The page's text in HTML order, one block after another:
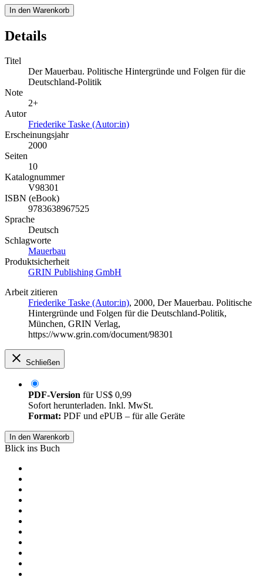
In den Warenkorb
Details
Titel
Der Mauerbau. Politische Hintergründe und Folgen für die
Deutschland-Politik
Note
2+
Autor
Friederike Taske (Autor:in)
Erscheinungsjahr
2000
Seiten
10
Katalognummer
V98301
ISBN (eBook)
9783638967525
Sprache
Deutsch
Schlagworte
Mauerbau
Produktsicherheit
GRIN Publishing GmbH
Arbeit zitieren
Friederike Taske (Autor:in), 2000, Der Mauerbau. Politische
Hintergründe und Folgen für die Deutschland-Politik,
München, GRIN Verlag,
https://www.grin.com/document/98301
Schließen
PDF-Version fürUS$ 0,99
Sofort herunterladen. Inkl. MwSt.
Format: PDF und ePUB – für alle Geräte
In den Warenkorb
Blick ins Buch